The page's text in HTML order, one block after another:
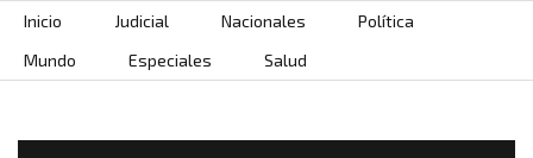
Skip to content
Inicio Judicial Nacionales
Política
Mundo
Especiales Salud